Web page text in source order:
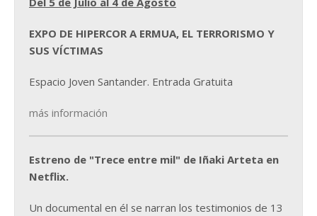
EXPO DE HIPERCOR A ERMUA, EL TERRORISMO Y
SUS VÍCTIMAS
Espacio Joven Santander. Entrada Gratuita
más información
Estreno de "Trece entre mil" de Iñaki Arteta en
Netflix.
Un documental en él se narran los testimonios de 13